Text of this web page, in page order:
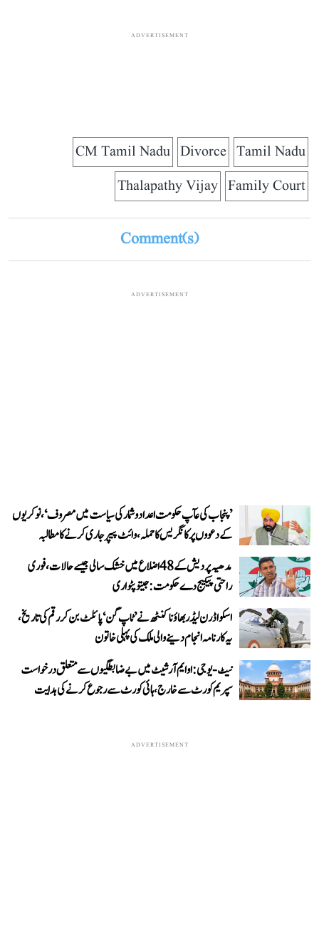
ADVERTISEMENT
Tamil Nadu
Divorce
CM Tamil Nadu
Family Court
Thalapathy Vijay
Comment(s)
ADVERTISEMENT
’پنجاب کی عآپ حکومت اعداد و شمار کی سیاست میں مصروف‘، نوکریوں
کے دعووں پر کانگریس کا حملہ، وائٹ پیپر جاری کرنے کا مطالبہ
مدھیہ پردیش کے 48 اضلاع میں خشک سالی جیسے حالات، فوری
راحتی پیکیج دے حکومت: جیتو پٹواری
اسکواڈرن لیڈر بھاؤنا کنٹھ نے ’ٹاپ گن‘ پائلٹ بن کر رقم کی تاریخ،
یہ کارنامہ انجام دینے والی ملک کی پہلی خاتون
نیٹ-یو جی: او ایم آر شیٹ میں بے ضابطگیوں سے متعلق درخواست
سپریم کورٹ سے خارج، ہائی کورٹ سے رجوع کرنے کی ہدایت
ADVERTISEMENT